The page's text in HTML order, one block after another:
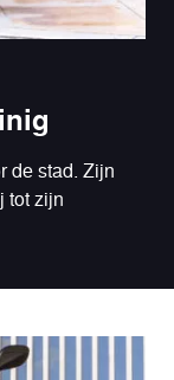
de stad. Zijn
tot zijn